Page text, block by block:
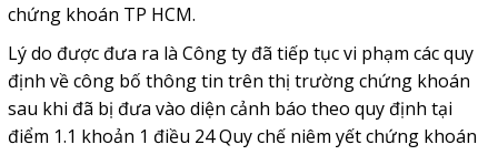
chứng khoán TP HCM.
Lý do được đưa ra là Công ty đã tiếp tục vi phạm các quy
định về công bố thông tin trên thị trường chứng khoán
sau khi đã bị đưa vào diện cảnh báo theo quy định tại
điểm 1.1 khoản 1 điều 24 Quy chế niêm yết chứng khoán